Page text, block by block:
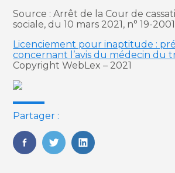
Source : Arrêt de la Cour de
sociale, du 10 mars 2021, n° 19-
Licenciement pour inaptitude :
concernant l’avis du médecin du
Copyright WebLex – 2021
Partager :
FaceBook
TwitterLinkedIn